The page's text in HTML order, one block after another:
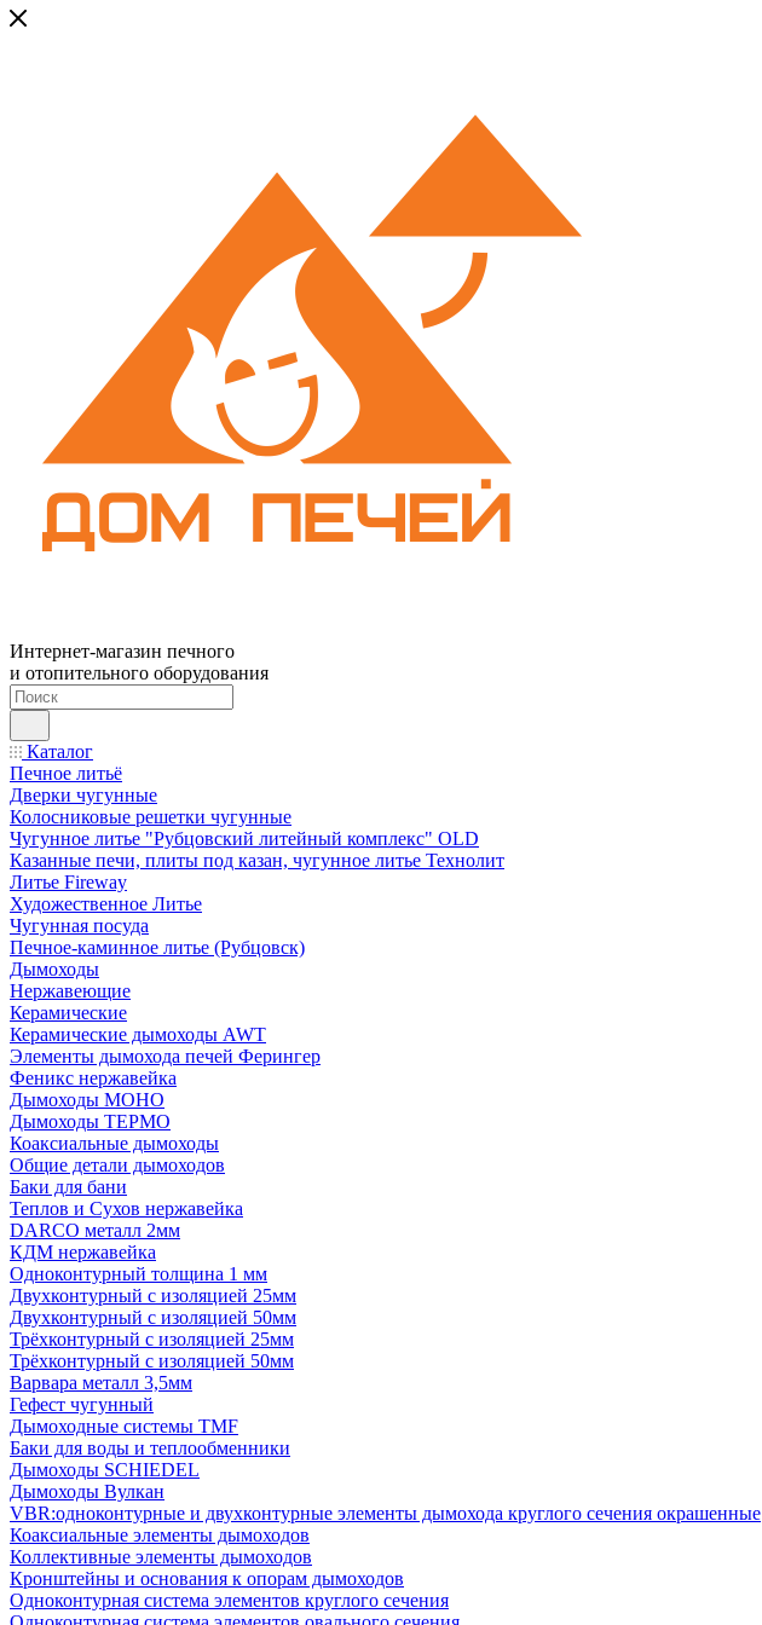
Интернет-магазин печного
и отопительного оборудования
Каталог
Печное литьё
Дверки чугунные
Колосниковые решетки чугунные
Чугунное литье "Рубцовский литейный комплекс" OLD
Казанные печи, плиты под казан, чугунное литье Технолит
Литье Fireway
Художественное Литье
Чугунная посуда
Печное-каминное литье (Рубцовск)
Дымоходы
Нержавеющие
Керамические
Керамические дымоходы AWT
Элементы дымохода печей Ферингер
Феникс нержавейка
Дымоходы МОНО
Дымоходы ТЕРМО
Коаксиальные дымоходы
Общие детали дымоходов
Баки для бани
Теплов и Сухов нержавейка
DARCO металл 2мм
КДМ нержавейка
Одноконтурный толщина 1 мм
Двухконтурный с изоляцией 25мм
Двухконтурный с изоляцией 50мм
Трёхконтурный с изоляцией 25мм
Трёхконтурный с изоляцией 50мм
Варвара металл 3,5мм
Гефест чугунный
Дымоходные системы TMF
Баки для воды и теплообменники
Дымоходы SCHIEDEL
Дымоходы Вулкан
VBR:одноконтурные и двухконтурные элементы дымохода круглого сечения окрашенные
Коаксиальные элементы дымоходов
Коллективные элементы дымоходов
Кронштейны и основания к опорам дымоходов
Одноконтурная система элементов круглого сечения